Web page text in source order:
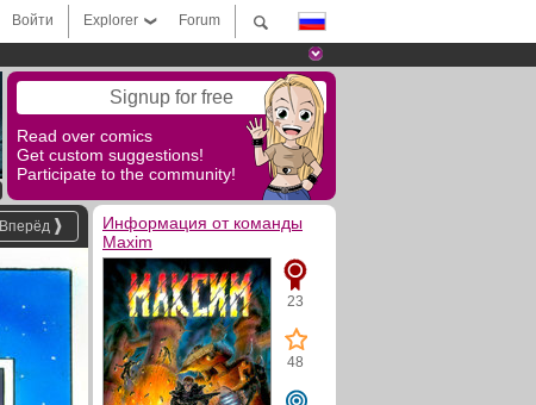
Forum
Explorer
Войти
Signup for free
Read over comics
Get custom suggestions!
Participate to the community!
Вперёд
Информация от команды
Maxim
23
48